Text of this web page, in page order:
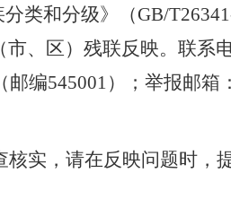
类和分级》（GB/
、区）残联反映。联系
邮编545001）；举报邮箱：
实，请在反映问题时，